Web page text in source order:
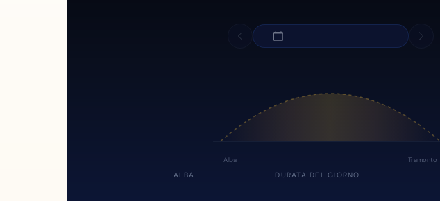
Alba Tramonto
ALBA DURATA DEL GIORNO